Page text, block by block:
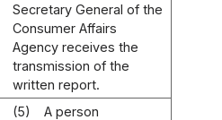
Secretary General of the
Consumer Affairs
Agency receives the
transmission of the
written report.
(5)
A person